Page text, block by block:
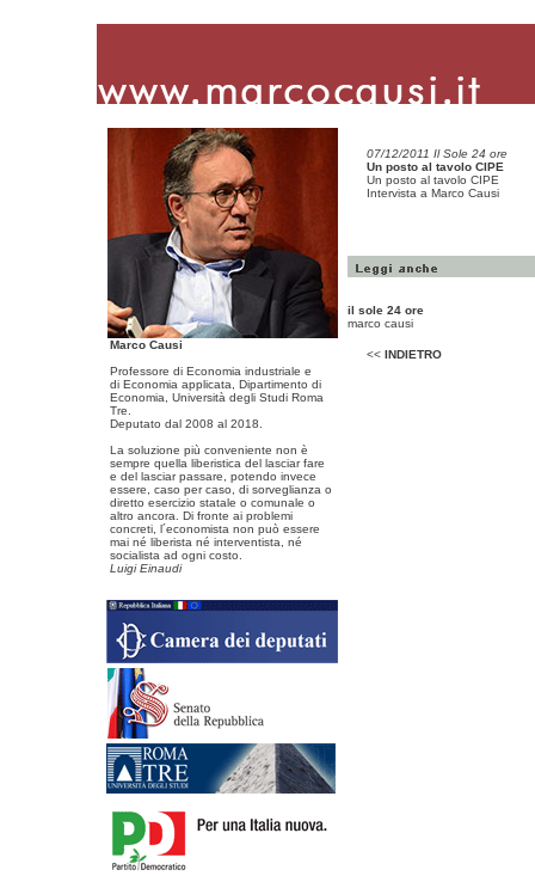
Marco Causi
Professore di Economia industriale e
di Economia applicata, Dipartimento di
Economia, Università degli Studi Roma
Tre.
Deputato dal 2008 al 2018.
La soluzione più conveniente non è
sempre quella liberistica del lasciar fare
e del lasciar passare, potendo invece
essere, caso per caso, di sorveglianza o
diretto esercizio statale o comunale o
altro ancora. Di fronte ai problemi
concreti, l´economista non può essere
mai né liberista né interventista, né
socialista ad ogni costo.
Luigi Einaudi
07/12/2011 Il Sole 24 ore
Un posto al tavolo CIPE
Un posto al tavolo CIPE
Intervista a Marco Causi
il sole 24 ore
marco causi
<< INDIETRO